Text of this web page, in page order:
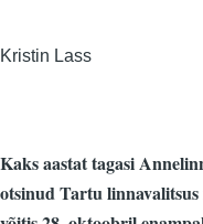
Kristin Lass
Kaks aastat tagasi
otsinud Tartu